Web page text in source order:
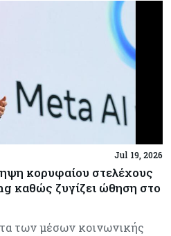
Jul 19, 2026
κορυφαίου στελέχους
καθώς ζυγίζει ώθηση στο
των μέσων κοινωνικής